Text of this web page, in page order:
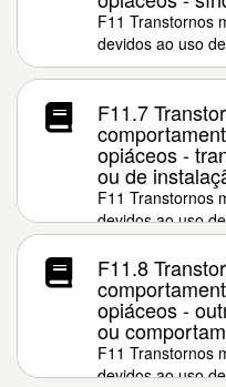
F11 Transtornos
devidos ao uso
F11.7
opiáceos -
ou de
F11 Transtornos
devidos ao uso
F11.8
opiáceos -
ou
F11 Transtornos
devidos ao uso